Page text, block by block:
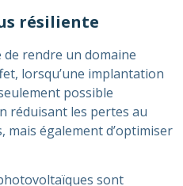
résiliente
de rendre un domaine
lorsqu’une implantation
possible
réduisant les pertes au
mais également d’optimiser
sont